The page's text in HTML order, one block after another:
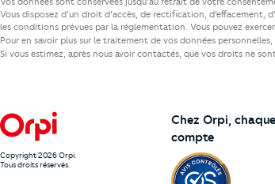
Vous disposez d’un droit d’accès, de rectification,
les conditions prévues par la réglementation. Vous pouvez
Pour en savoir plus sur le traitement de vos données
Si vous estimez, après nous avoir contactés, que vos droits ne
Copyright 2026 Orpi.
Tous droits réservés.
Chez Orpi,
compte